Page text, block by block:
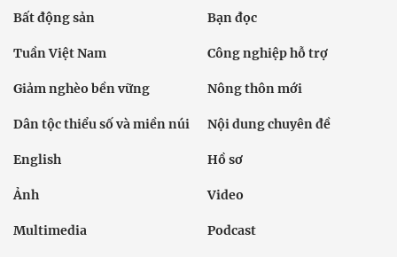
Bất động sản Bạn đọc
Tuần Việt Nam Công nghiệp hỗ trợ
Giảm nghèo bền vững Nông thôn mới
Dân tộc thiểu số và miền núi Nội dung chuyên đề
English Hồ sơ
Ảnh Video
Multimedia Podcast